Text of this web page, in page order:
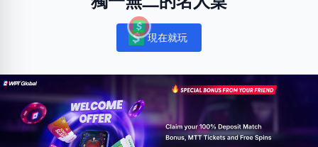
Notifications
現在就玩